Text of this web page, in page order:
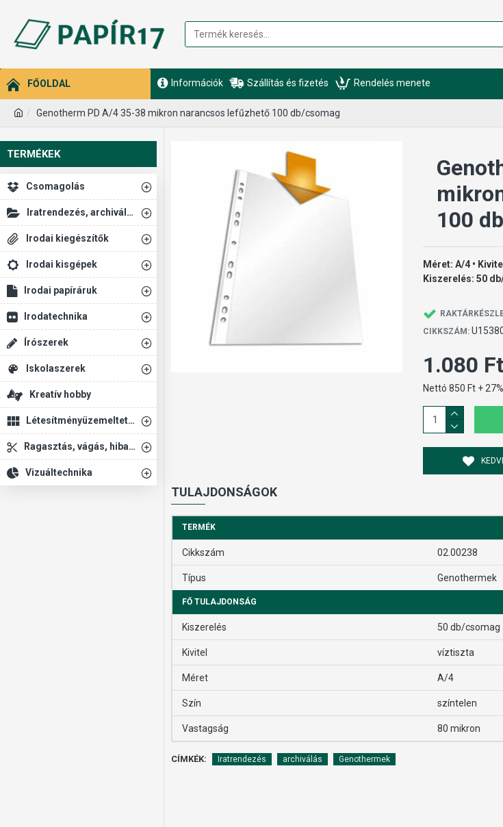
FŐOLDAL Információk Szállítás és fizetés Rendelés menete
Genotherm PD A/4 35-38 mikron narancsos lefűzhető 100 db/csomag
TERMÉKEK
Csomagolás
Iratrendezés, archiválás
Irodai kiegészítők
Irodai kisgépek
Irodai papíráruk
Irodatechnika
Írószerek
Iskolaszerek
Kreatív hobby
Létesítményüzemeltetés
Ragasztás, vágás, hibajavítás
Vizuáltechnika
100
Méret: A/4 •
Kiszerelés: 50
CIKKSZÁM:
1.080 Ft
Nettó 850 Ft +
TULAJDONSÁGOK
TERMÉK
Cikkszám 02.00238
Típus Genothermek
FŐ TULAJDONSÁG
Kiszerelés 50 db/csomag
Kivitel víztiszta
Méret A/4
Szín színtelen
Vastagság 80 mikron
CÍMKÉK: Iratrendezés archiválás Genothermek